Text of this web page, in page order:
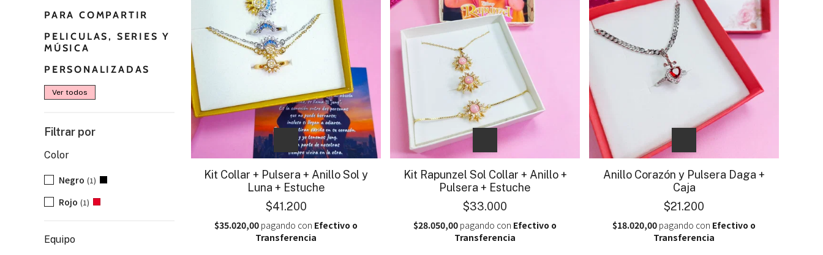
PARA COMPARTIR
PELICULAS, SERIES Y
MÚSICA
PERSONALIZADAS
Ver todos
Filtrar por
Color
Negro (1)
Rojo (1)
Equipo
Kit Collar + Pulsera + Anillo Sol y
Luna + Estuche
$41.200
$35.020,00 pagando con Efectivo o
Transferencia
Kit Rapunzel Sol Collar + Anillo +
Pulsera + Estuche
$33.000
$28.050,00 pagando con Efectivo o
Transferencia
Anillo Corazón y Pulsera Daga +
Caja
$21.200
$18.020,00 pagando con Efectivo o
Transferencia